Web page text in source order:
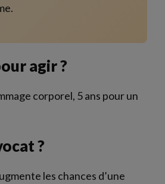
agir ?
corporel, 5 ans pour un
?
les chances d’une